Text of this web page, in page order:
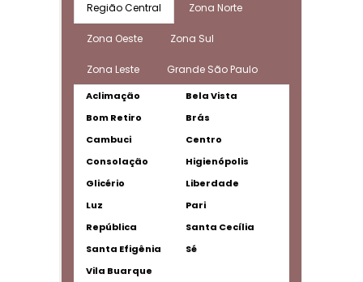
Região Central Zona Norte
Zona Oeste Zona Sul
Zona Leste Grande São Paulo
Aclimação
Bela Vista
Bom Retiro
Brás
Cambuci
Centro
Consolação
Higienópolis
Glicério
Liberdade
Luz
Pari
República
Santa Cecília
Santa Efigênia
Sé
Vila Buarque